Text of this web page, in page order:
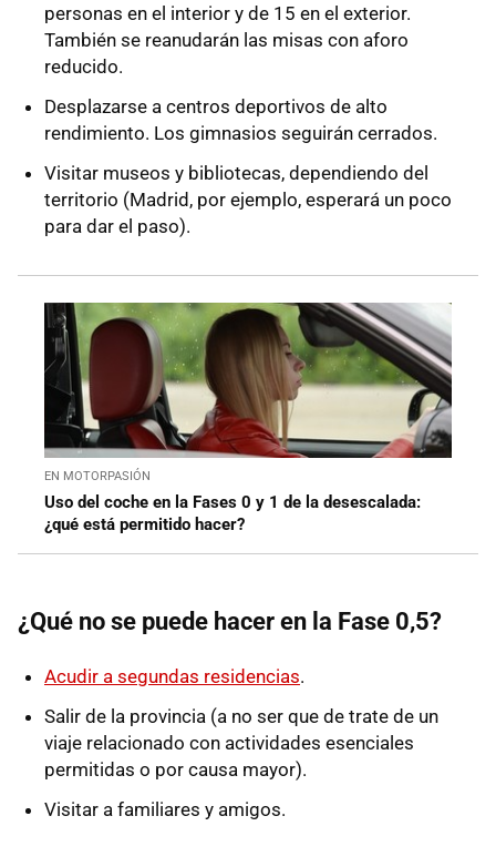
personas en el interior y de 15 en el exterior.
También se reanudarán las misas con aforo
reducido.
Desplazarse a centros deportivos de alto
rendimiento. Los gimnasios seguirán cerrados.
Visitar museos y bibliotecas, dependiendo del
territorio (Madrid, por ejemplo, esperará un poco
para dar el paso).
EN MOTORPASIÓN
Uso del coche en la Fases 0 y 1 de la desescalada:
¿qué está permitido hacer?
¿Qué no se puede hacer en la Fase 0,5?
Acudir a segundas residencias.
Salir de la provincia (a no ser que de trate de un
viaje relacionado con actividades esenciales
permitidas o por causa mayor).
Visitar a familiares y amigos.